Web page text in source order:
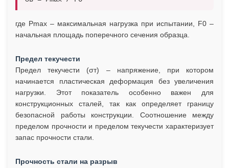
где Pmax – максимальная нагрузка при испытании, F0 –
начальная площадь поперечного сечения образца.
Предел текучести
Предел текучести (σт) – напряжение, при котором
начинается пластическая деформация без увеличения
нагрузки. Этот показатель особенно важен для
конструкционных сталей, так как определяет границу
безопасной работы конструкции. Соотношение между
пределом прочности и пределом текучести характеризует
запас прочности стали.
Прочность стали на разрыв